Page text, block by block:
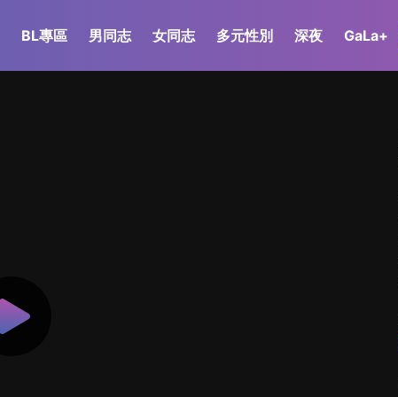
BL專區 男同志 女同志 多元性別 深夜 GaLa+